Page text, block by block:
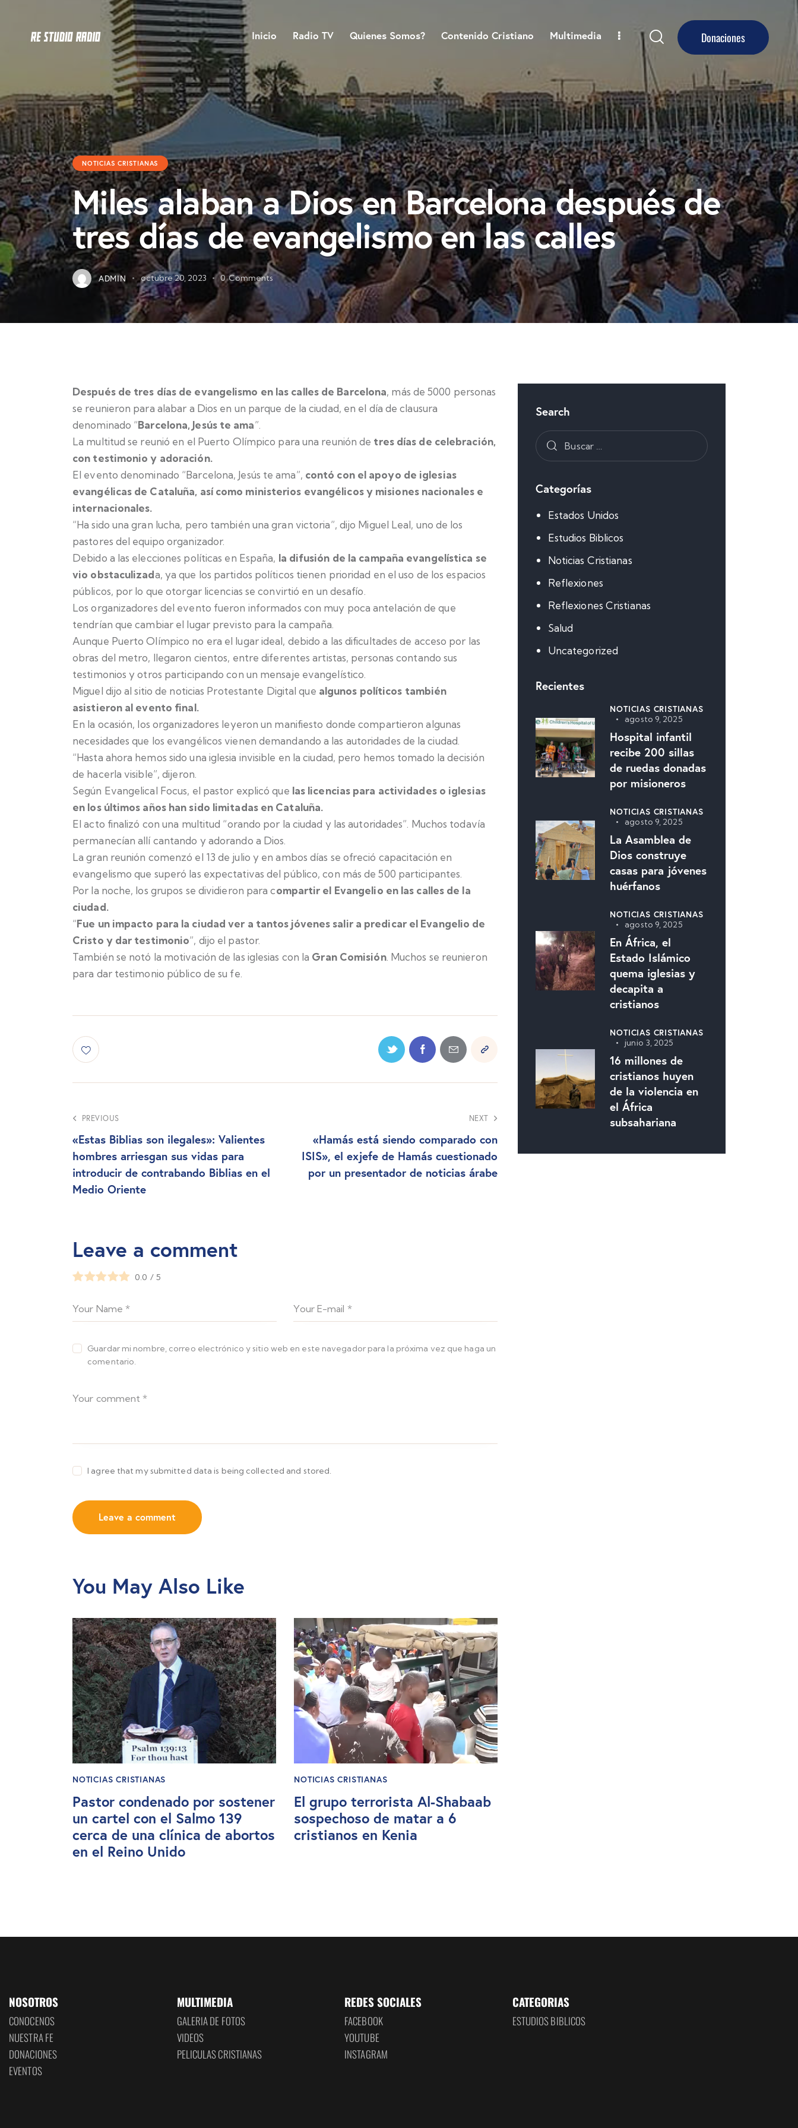
Inicio Radio TV Quienes Somos? Contenido Cristiano Multimedia Donaciones
NOTICIAS CRISTIANAS
Miles alaban a Dios en Barcelona después de
tres días de evangelismo en las calles
ADMIN octubre 20, 2023 0 Comments
Después de tres días de evangelismo en las calles de Barcelona, más de 5000 personas
se reunieron para alabar a Dios en un parque de la ciudad, en el día de clausura
denominado “Barcelona, ​​Jesús te ama”.
La multitud se reunió en el Puerto Olímpico para una reunión de tres días de celebración,
con testimonio y adoración.
El evento denominado “Barcelona, ​​Jesús te ama”, contó con el apoyo de iglesias
evangélicas de Cataluña, así como ministerios evangélicos y misiones nacionales e
internacionales.
“Ha sido una gran lucha, pero también una gran victoria”, dijo Miguel Leal, uno de los
pastores del equipo organizador.
Debido a las elecciones políticas en España, la difusión de la campaña evangelística se
vio obstaculizada, ya que los partidos políticos tienen prioridad en el uso de los espacios
públicos, por lo que otorgar licencias se convirtió en un desafío.
Los organizadores del evento fueron informados con muy poca antelación de que
tendrían que cambiar el lugar previsto para la campaña.
Aunque Puerto Olímpico no era el lugar ideal, debido a las dificultades de acceso por las
obras del metro, llegaron cientos, entre diferentes artistas, personas contando sus
testimonios y otros participando con un mensaje evangelístico.
Miguel dijo al sitio de noticias Protestante Digital que algunos políticos también
asistieron al evento final.
En la ocasión, los organizadores leyeron un manifiesto donde compartieron algunas
necesidades que los evangélicos vienen demandando a las autoridades de la ciudad.
“Hasta ahora hemos sido una iglesia invisible en la ciudad, pero hemos tomado la decisión
de hacerla visible”, dijeron.
Según Evangelical Focus, el pastor explicó que las licencias para actividades o iglesias
en los últimos años han sido limitadas en Cataluña.
El acto finalizó con una multitud “orando por la ciudad y las autoridades”. Muchos todavía
permanecían allí cantando y adorando a Dios.
La gran reunión comenzó el 13 de julio y en ambos días se ofreció capacitación en
evangelismo que superó las expectativas del público, con más de 500 participantes.
Por la noche, los grupos se dividieron para compartir el Evangelio en las calles de la
ciudad.
“Fue un impacto para la ciudad ver a tantos jóvenes salir a predicar el Evangelio de
Cristo y dar testimonio”, dijo el pastor.
También se notó la motivación de las iglesias con la Gran Comisión. Muchos se reunieron
para dar testimonio público de su fe.
PREVIOUS
«Estas Biblias son ilegales»: Valientes
hombres arriesgan sus vidas para
introducir de contrabando Biblias en el
Medio Oriente
NEXT
«Hamás está siendo comparado con
ISIS», el exjefe de Hamás cuestionado
por un presentador de noticias árabe
Leave a comment
0.0 / 5
Guardar mi nombre, correo electrónico y sitio web en este navegador para la próxima vez que haga un
comentario.
I agree that my submitted data is being collected and stored.
You May Also Like
NOTICIAS CRISTIANAS
Pastor condenado por sostener
un cartel con el Salmo 139
cerca de una clínica de abortos
en el Reino Unido
NOTICIAS CRISTIANAS
El grupo terrorista Al-Shabaab
sospechoso de matar a 6
cristianos en Kenia
Search
Categorías
Estados Unidos
Estudios Biblicos
Noticias Cristianas
Reflexiones
Reflexiones Cristianas
Salud
Uncategorized
Recientes
NOTICIAS CRISTIANAS
agosto 9, 2025
Hospital infantil
recibe 200 sillas
de ruedas donadas
por misioneros
NOTICIAS CRISTIANAS
agosto 9, 2025
La Asamblea de
Dios construye
casas para jóvenes
huérfanos
NOTICIAS CRISTIANAS
agosto 9, 2025
En África, el
Estado Islámico
quema iglesias y
decapita a
cristianos
NOTICIAS CRISTIANAS
junio 3, 2025
16 millones de
cristianos huyen
de la violencia en
el África
subsahariana
NOSOTROS
CONOCENOS
NUESTRA FE
DONACIONES
EVENTOS
MULTIMEDIA
GALERIA DE FOTOS
VIDEOS
PELICULAS CRISTIANAS
REDES SOCIALES
FACEBOOK
YOUTUBE
INSTAGRAM
CATEGORIAS
ESTUDIOS BIBLICOS